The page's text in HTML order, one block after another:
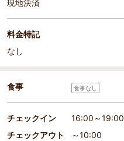
現地決済
料金特記
なし
食事 食事なし
チェックイン
16:00～19:00
チェックアウト
～10:00